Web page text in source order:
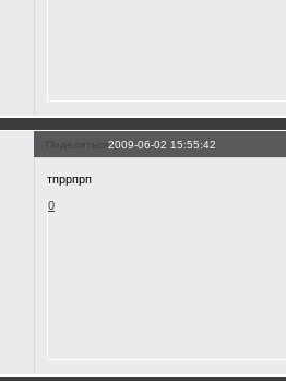
Поделиться2009-06-02 15:55:42
тпррпрп
0